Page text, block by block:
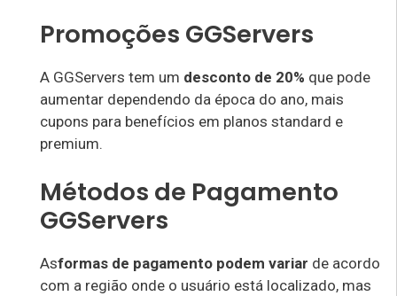
Promoções GGServers
A GGServers tem um desconto de 20% que pode
aumentar dependendo da época do ano, mais
cupons para benefícios em planos standard e
premium.
Métodos de Pagamento
GGServers
Asformas de pagamento podem variar de acordo
com a região onde o usuário está localizado, mas